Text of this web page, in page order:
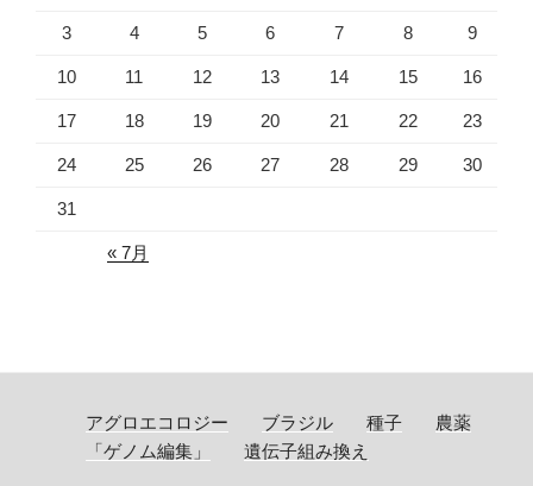
3 4 5 6 7 8 9
10 11 12 13 14 15 16
17 18 19 20 21 22 23
24 25 26 27 28 29 30
31
« 7月
アグロエコロジー ブラジル 種子
農薬
「ゲノム編集」
遺伝子組み換え